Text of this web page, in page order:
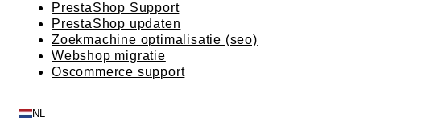
PrestaShop Support
PrestaShop updaten
Zoekmachine optimalisatie (seo)
Webshop migratie
Oscommerce support
NL